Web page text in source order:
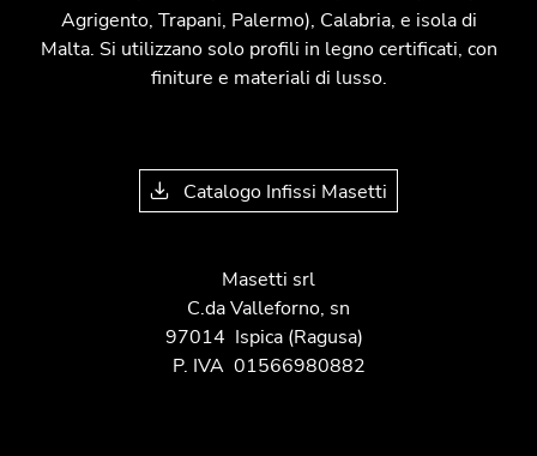
Agrigento, Trapani, Palermo), Calabria, e isola di
Malta. Si utilizzano solo profili in legno certificati, con
finiture e materiali di lusso.
Catalogo Infissi Masetti
Masetti srl
C.da Valleforno, sn
97014 Ispica(Ragusa)
P. IVA 01566980882